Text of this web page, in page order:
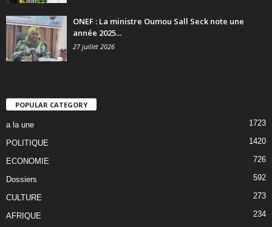
ONEF : La ministre Oumou Sall Seck note une
année 2025...
27 juillet 2026
POPULAR CATEGORY
a la une 1723
POLITIQUE 1420
ECONOMIE 726
Dossiers 592
CULTURE 273
AFRIQUE 234